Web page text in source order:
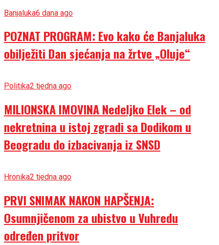
Banjaluka6 dana ago
POZNAT PROGRAM: Evo kako će Banjaluka
obilježiti Dan sjećanja na žrtve „Oluje“
Politika2 tjedna ago
MILIONSKA IMOVINA Nedeljko Elek – od
nekretnina u istoj zgradi sa Dodikom u
Beogradu do izbacivanja iz SNSD
Hronika2 tjedna ago
PRVI SNIMAK NAKON HAPŠENJA:
Osumnjičenom za ubistvo u Vuhredu
određen pritvor